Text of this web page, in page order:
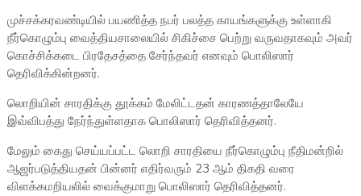
முச்சக்கரவண்டியில் பயணித்த நபர் பலத்த காயங்களுக்கு உள்ளாகி
நீர்கொழும்பு வைத்தியசாலையில் சிகிச்சை பெற்று வருவதாகவும் அவர்
கொச்சிக்கடை பிரதேசத்தை சேர்ந்தவர் எனவும் பொலிஸார்
தெரிவிக்கின்றனர்.
லொறியின் சாரதிக்கு தூக்கம் மேலிட்டதன் காரணத்தாலேயே
இவ்விபத்து நேர்ந்துள்ளதாக பொலிஸார் தெரிவித்தனர்.
மேலும் கைது செய்யப்பட்ட லொறி சாரதியை நீர்கொழும்பு நீதிமன்றில்
ஆஜர்படுத்தியதன் பின்னர் எதிர்வரும் 23 ஆம் திகதி வரை
விளக்கமறியலில் வைக்குமாறு பொலிஸார் தெரிவித்தனர்.